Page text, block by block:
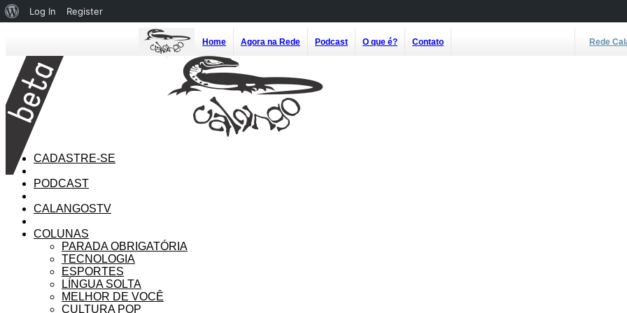
Home Agora na Rede Podcast O que é? Contato Rede
CADASTRE-SE
PODCAST
CALANGOSTV
COLUNAS
PARADA OBRIGATÓRIA
TECNOLOGIA
ESPORTES
LÍNGUA SOLTA
MELHOR DE VOCÊ
CULTURA POP
About
Log In Register